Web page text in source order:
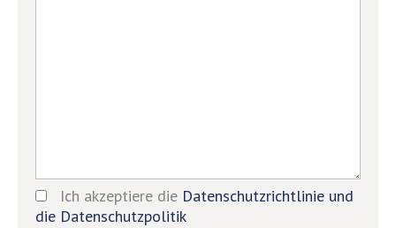
Ich akzeptiere die Datenschutzrichtlinie und
die Datenschutzpolitik